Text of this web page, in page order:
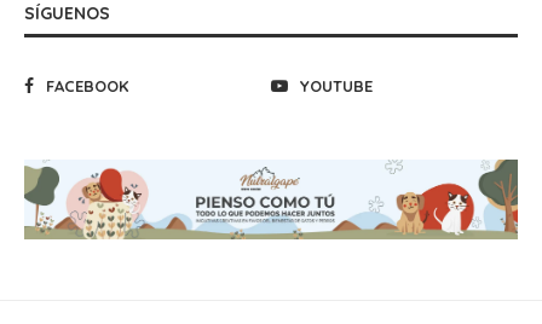
SÍGUENOS
FACEBOOK YOUTUBE